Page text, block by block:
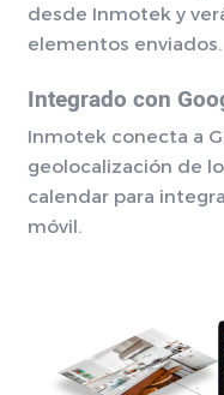
desde Inmotek y
elementos enviados.
Integrado con
Inmotek conecta a
geolocalización de
calendar para
móvil.